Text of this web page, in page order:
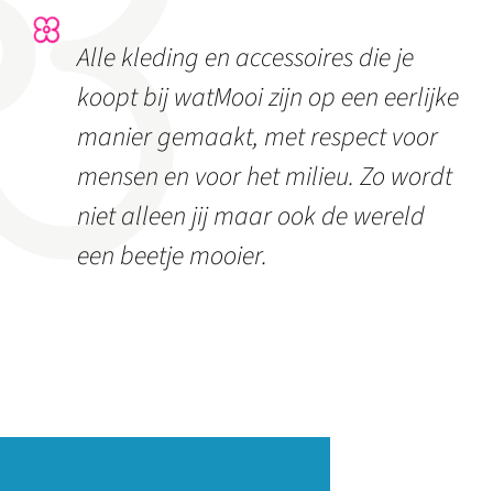
Alle kleding en accessoires die je
koopt bij watMooi zijn op een eerlijke
manier gemaakt, met respect voor
mensen en voor het milieu. Zo wordt
niet alleen jij maar ook de wereld
een beetje mooier.